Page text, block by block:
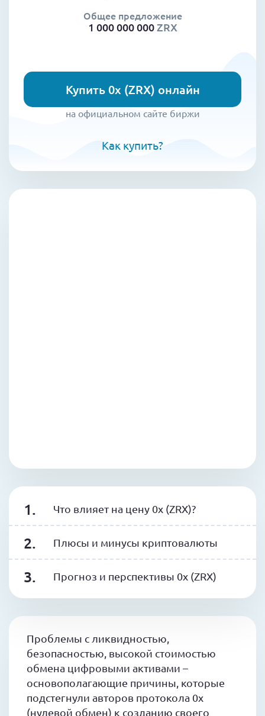
Общее предложение
1 000 000 000ZRX
Купить 0x (ZRX) онлайн
на официальном сайте биржи
Как купить?
Что влияет на цену 0x (ZRX)?
Плюсы и минусы криптовалюты
Прогноз и перспективы 0x (ZRX)
Проблемы с ликвидностью,
безопасностью, высокой стоимостью
обмена цифровыми активами –
основополагающие причины, которые
подстегнули авторов протокола 0x
(нулевой обмен) к созданию своего